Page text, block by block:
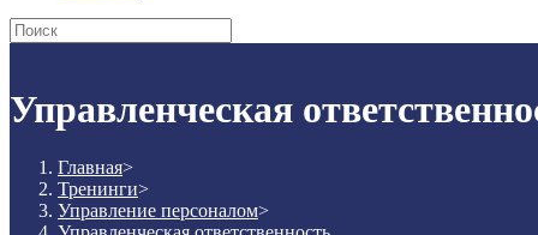
Управленческая
Главная>
Тренинги>
Управление персоналом>